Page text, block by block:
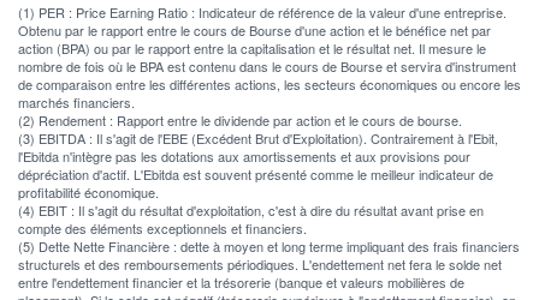
(1) PER : Price Earning Ratio : Indicateur de référence de la valeur d'une entreprise.
Obtenu par le rapport entre le cours de Bourse d'une action et le bénéfice net par
action (BPA) ou par le rapport entre la capitalisation et le résultat net. Il mesure le
nombre de fois où le BPA est contenu dans le cours de Bourse et servira d'instrument
de comparaison entre les différentes actions, les secteurs économiques ou encore les
marchés financiers.
(2) Rendement : Rapport entre le dividende par action et le cours de bourse.
(3) EBITDA : Il s'agit de l'EBE (Excédent Brut d'Exploitation). Contrairement à l'Ebit,
l'Ebitda n'intègre pas les dotations aux amortissements et aux provisions pour
dépréciation d'actif. L'Ebitda est souvent présenté comme le meilleur indicateur de
profitabilité économique.
(4) EBIT : Il s'agit du résultat d'exploitation, c'est à dire du résultat avant prise en
compte des éléments exceptionnels et financiers.
(5) Dette Nette Financière : dette à moyen et long terme impliquant des frais financiers
structurels et des remboursements périodiques. L'endettement net fera le solde net
entre l'endettement financier et la trésorerie (banque et valeurs mobilières de